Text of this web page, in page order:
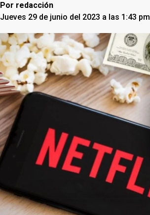
Por redacción
Jueves 29 de junio del 2023 a las 1:43 pm